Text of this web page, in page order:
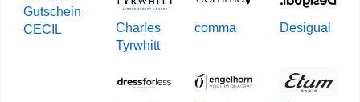
CECIL
Charles
Tyrwhitt
comma Desigual